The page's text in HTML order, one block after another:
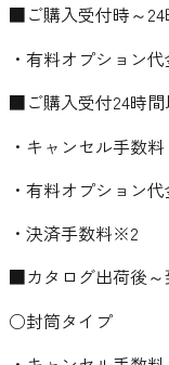
■ご購入受付時～24
・有料オプション
■ご購入受付24時
・キャンセル手数
・有料オプション
・決済手数料※2
■カタログ出荷後～
○封筒タイプ